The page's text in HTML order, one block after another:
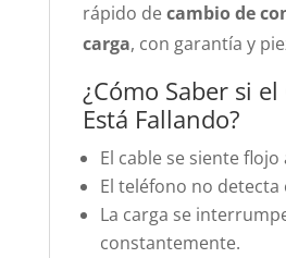
rápido decambio de
carga, con garantía y
¿Cómo Saber si
Está Fallando?
El cable se siente
El teléfono no detecta
La carga se
constantemente.